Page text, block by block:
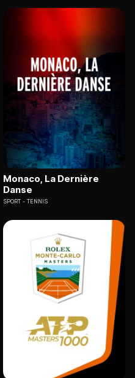
Monaco, La Dernière
Danse
SPORT TENNIS